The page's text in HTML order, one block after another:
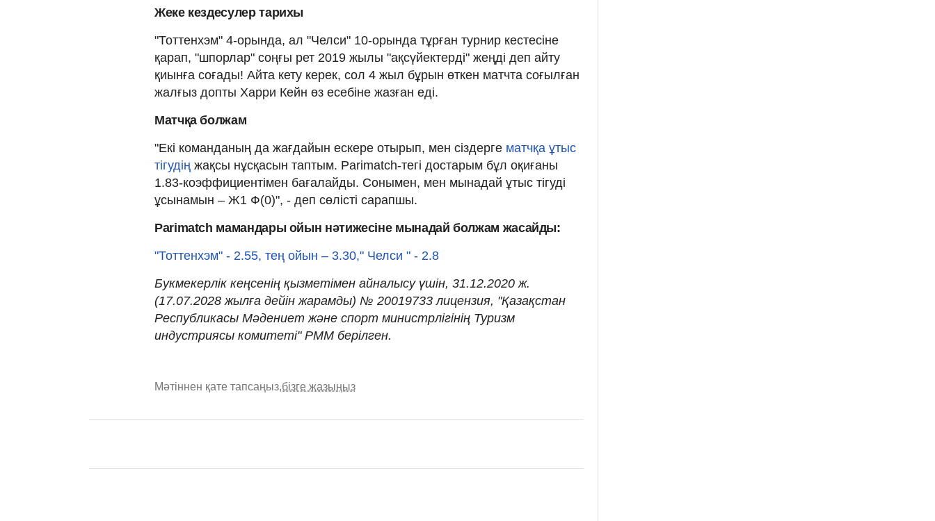
Жеке кездесулер тарихы
"Тоттенхэм" 4-орында, ал "Челси" 10-орында тұрған турнир кестесіне
қарап, "шпорлар" соңғы рет 2019 жылы "ақсүйектерді" жеңді деп айту
қиынға соғады! Айта кету керек, сол 4 жыл бұрын өткен матчта соғылған
жалғыз допты Харри Кейн өз есебіне жазған еді.
Матчқа болжам
"Екі команданың да жағдайын ескере отырып, мен сіздерге матчқа ұтыс
тігудің жақсы нұсқасын таптым. Parimatch-тегі достарым бұл оқиғаны
1.83-коэффициентімен бағалайды. Сонымен, мен мынадай ұтыс тігуді
ұсынамын – Ж1 Ф(0)", - деп сөлісті сарапшы.
Parimatch мамандары ойын нәтижесіне мынадай болжам жасайды:
"Тоттенхэм" - 2.55, тең ойын – 3.30," Челси " - 2.8
Букмекерлік кеңсенің қызметімен айналысу үшін, 31.12.2020 ж.
(17.07.2028 жылға дейін жарамды) № 20019733 лицензия, "Қазақстан
Республикасы Мәдениет және спорт министрлігінің Туризм
индустриясы комитеті" РММ берілген.
Мәтіннен қате тапсаңыз,бізге жазыңыз